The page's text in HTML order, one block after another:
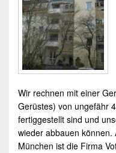
Wir rechnen mit einer
Gerüstes) von ungefähr
fertiggestellt sind und
wieder abbauen
München ist die Firma